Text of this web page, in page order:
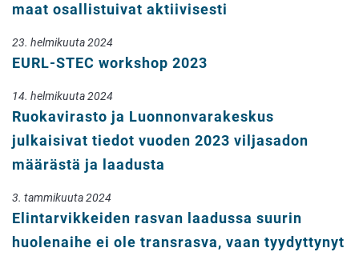
maat osallistuivat aktiivisesti
23. helmikuuta 2024
EURL-STEC workshop 2023
14. helmikuuta 2024
Ruokavirasto ja Luonnonvarakeskus
julkaisivat tiedot vuoden 2023 viljasadon
määrästä ja laadusta
3. tammikuuta 2024
Elintarvikkeiden rasvan laadussa suurin
huolenaihe ei ole transrasva, vaan tyydyttynyt